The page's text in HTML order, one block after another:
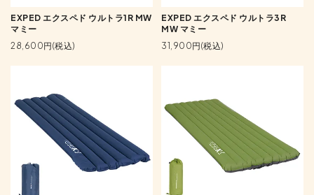
EXPED エクスペド ウルトラ1R MW
マミー
28,600円(税込)
EXPED エクスペド ウルトラ3R
MW マミー
31,900円(税込)